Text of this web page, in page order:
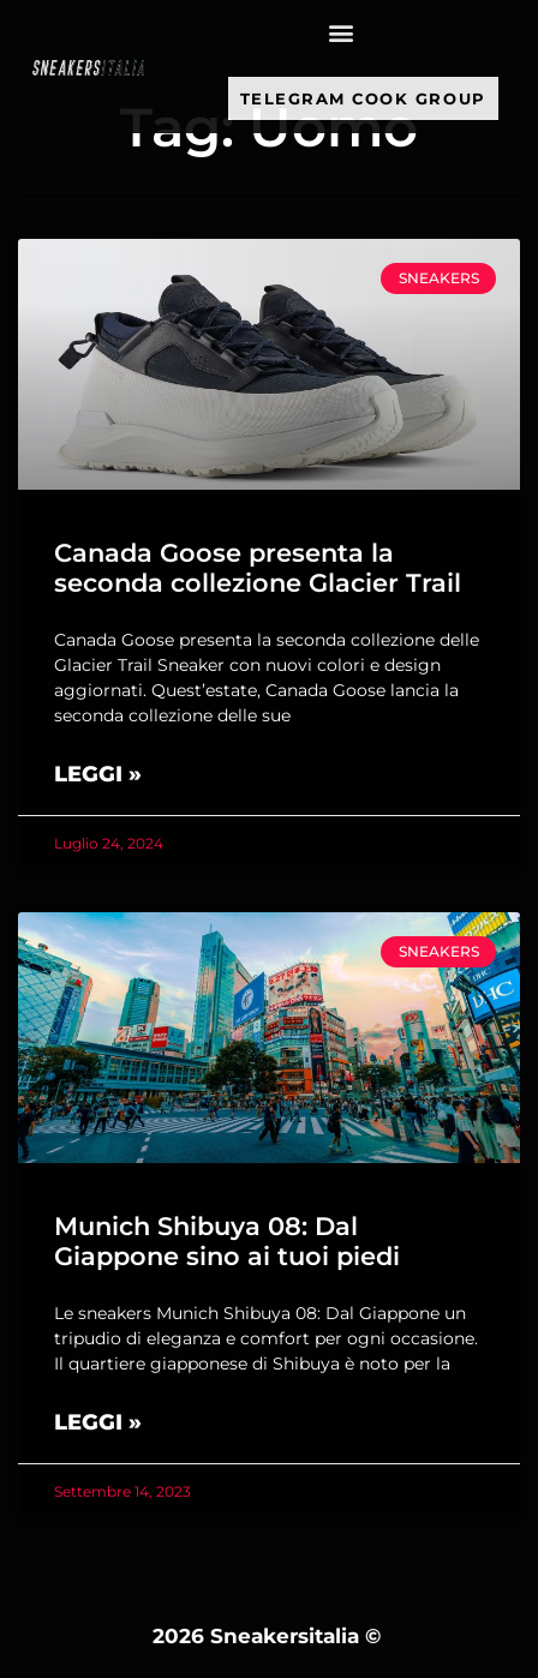
TELEGRAM COOK GROUP
Tag: Uomo
SNEAKERS
Canada Goose presenta la
seconda collezione Glacier Trail
Canada Goose presenta la seconda collezione delle
Glacier Trail Sneaker con nuovi colori e design
aggiornati. Quest’estate, Canada Goose lancia la
seconda collezione delle sue
LEGGI »
Luglio 24, 2024
SNEAKERS
Munich Shibuya 08: Dal
Giappone sino ai tuoi piedi
Le sneakers Munich Shibuya 08: Dal Giappone un
tripudio di eleganza e comfort per ogni occasione.
Il quartiere giapponese di Shibuya è noto per la
LEGGI »
Settembre 14, 2023
2026 Sneakersitalia ©